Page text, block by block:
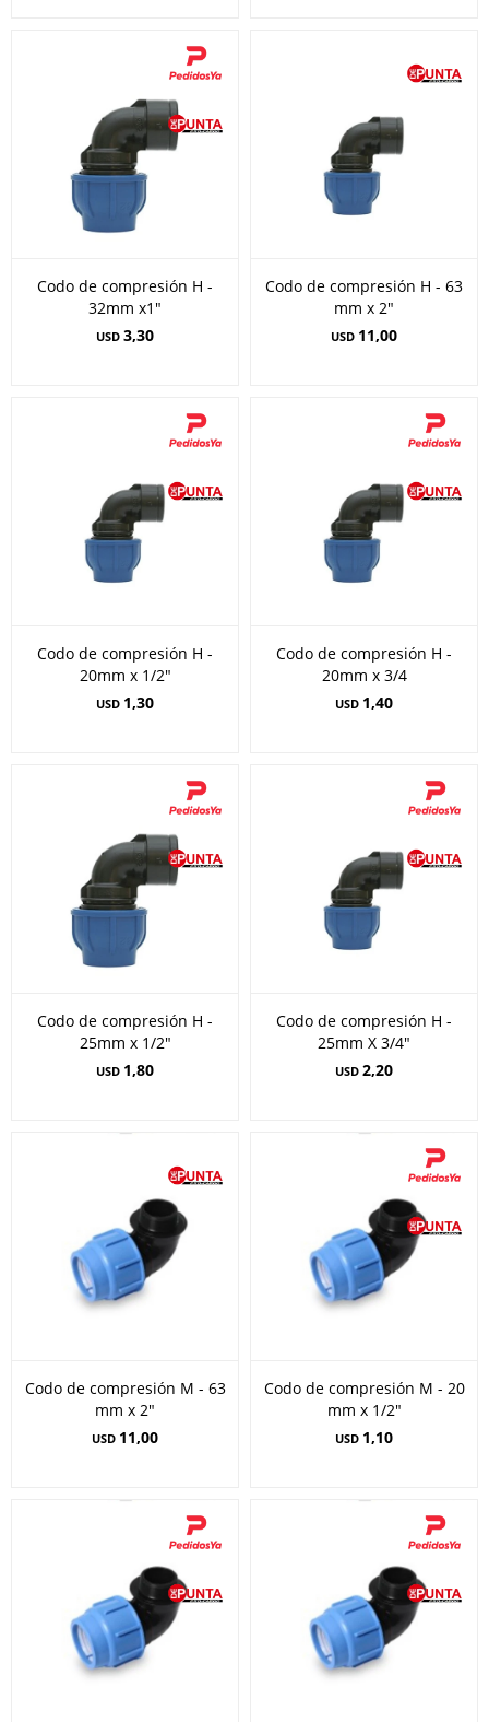
Codo de compresión H -
32mm x1"
USD 3,30
Codo de compresión H - 63
mm x 2"
USD 11,00
Codo de compresión H -
20mm x 1/2"
USD 1,30
Codo de compresión H -
20mm x 3/4
USD 1,40
Codo de compresión H -
25mm x 1/2"
USD 1,80
Codo de compresión H -
25mm X 3/4"
USD 2,20
Codo de compresión M - 63
mm x 2"
USD 11,00
Codo de compresión M - 20
mm x 1/2"
USD 1,10